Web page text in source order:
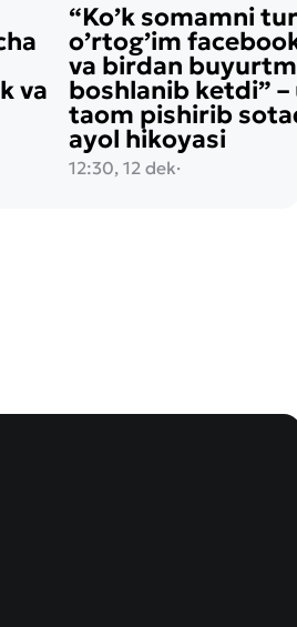
va
“Ko’k somamni
o’rtog’im
va birdan
boshlanib ketdi” –
taom pishirib
ayol hikoyasi
12:30, 12 dek·